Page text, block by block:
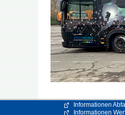
Informationen
Informationen